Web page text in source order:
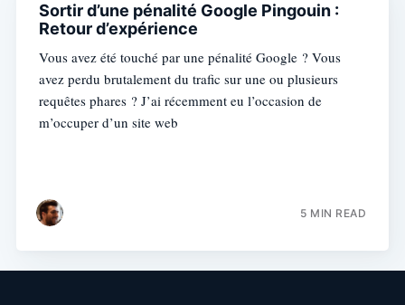
Sortir d’une pénalité Google Pingouin :
Retour d’expérience
Vous avez été touché par une pénalité Google ? Vous
avez perdu brutalement du trafic sur une ou plusieurs
requêtes phares ? J’ai récemment eu l’occasion de
m’occuper d’un site web
5 MIN READ